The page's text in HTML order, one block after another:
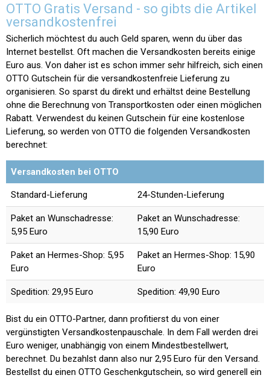
OTTO Gratis Versand - so gibts die Artikel
versandkostenfrei
Sicherlich möchtest du auch Geld sparen, wenn du über das
Internet bestellst. Oft machen die Versandkosten bereits einige
Euro aus. Von daher ist es schon immer sehr hilfreich, sich einen
OTTO Gutschein für die versandkostenfreie Lieferung zu
organisieren. So sparst du direkt und erhältst deine Bestellung
ohne die Berechnung von Transportkosten oder einen möglichen
Rabatt. Verwendest du keinen Gutschein für eine kostenlose
Lieferung, so werden von OTTO die folgenden Versandkosten
berechnet:
Versandkosten bei OTTO
Standard-Lieferung 24-Stunden-Lieferung
Paket an Wunschadresse:
5,95 Euro
Paket an Wunschadresse:
15,90 Euro
Paket an Hermes-Shop: 5,95
Euro
Paket an Hermes-Shop: 15,90
Euro
Spedition: 29,95 Euro Spedition: 49,90 Euro
Bist du ein OTTO-Partner, dann profitierst du von einer
vergünstigten Versandkostenpauschale. In dem Fall werden drei
Euro weniger, unabhängig von einem Mindestbestellwert,
berechnet. Du bezahlst dann also nur 2,95 Euro für den Versand.
Bestellst du einen OTTO Geschenkgutschein, so wird generell ein